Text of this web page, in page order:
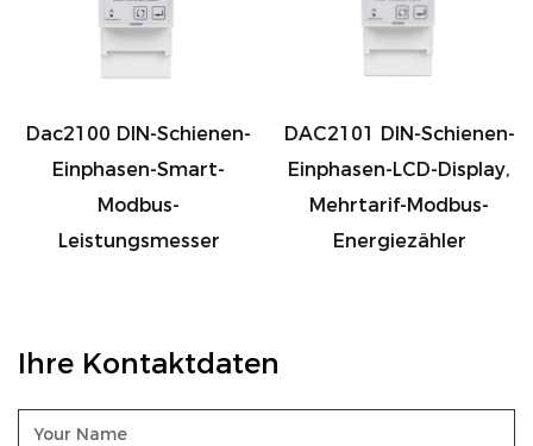
Dac2100 DIN-Schienen-
Einphasen-Smart-
Modbus-
Leistungsmesser
DAC2101 DIN-Schienen-
Einphasen-LCD-Display,
Mehrtarif-Modbus-
Energiezähler
Ihre Kontaktdaten